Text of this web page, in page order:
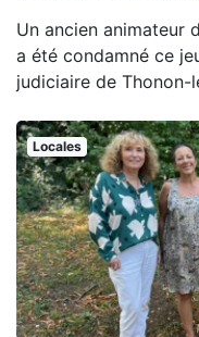
Un ancien animateur
a été condamné ce
judiciaire de Thonon-
Locales